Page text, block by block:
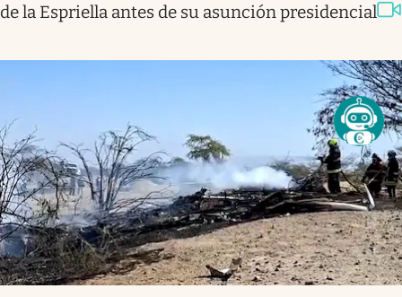
de la Espriella antes de su asunción presidencial